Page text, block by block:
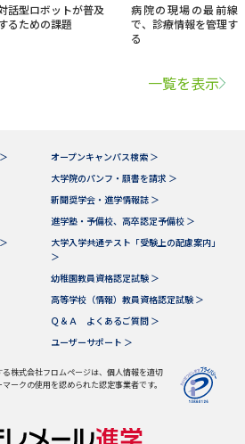
話型ロボットが普及
るための課題
病院の現場の最前線
で、診療情報を管理す
る
一覧を表示
オープンキャンパス検索 ＞
大学院のパンフ・願書を請求 ＞
新聞奨学会・進学情報誌 ＞
進学塾・予備校、高卒認定予備校 ＞
大学入学共通テスト「受験上の配慮案内」
＞
幼稚園教員資格認定試験 ＞
高等学校（情報）教員資格認定試験 ＞
Ｑ＆Ａ よくあるご質問 ＞
ユーザーサポート ＞
株式会社フロムページは、個人情報を適切
ークの使用を認められた認定事業者です。